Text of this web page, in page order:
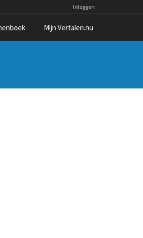
Inloggen
Mijn Vertalen.nu